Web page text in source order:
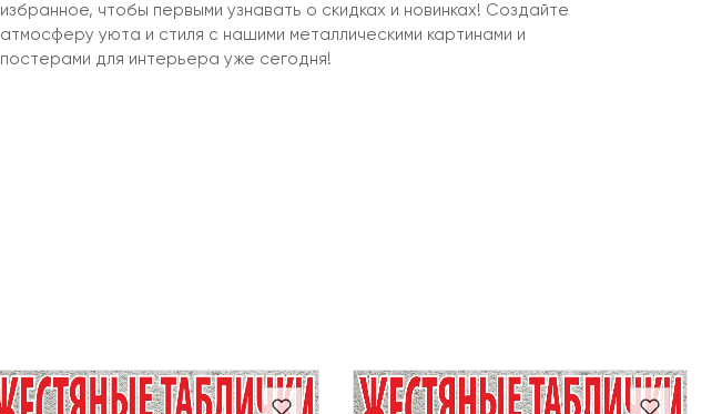
избранное, чтобы первыми узнавать о скидках и новинках! Создайте
атмосферу уюта и стиля с нашими металлическими картинами и
постерами для интерьера уже сегодня!